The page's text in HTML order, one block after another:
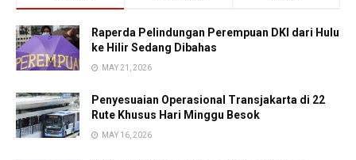
Raperda Pelindungan Perempuan DKI dari Hulu
ke Hilir Sedang Dibahas
MAY 21, 2026
Penyesuaian Operasional Transjakarta di 22
Rute Khusus Hari Minggu Besok
MAY 16, 2026